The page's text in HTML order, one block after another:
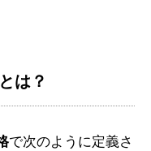
は？
で次のように定義さ